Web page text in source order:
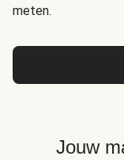
meten.
Jouw